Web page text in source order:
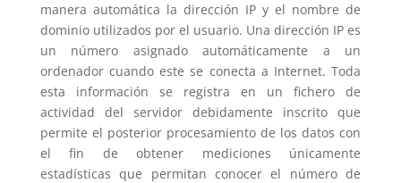
manera automática la dirección IP y el nombre de
dominio utilizados por el usuario. Una dirección IP es
un número asignado automáticamente a un
ordenador cuando este se conecta a Internet. Toda
esta información se registra en un fichero de
actividad del servidor debidamente inscrito que
permite el posterior procesamiento de los datos con
el fin de obtener mediciones únicamente
estadísticas que permitan conocer el número de